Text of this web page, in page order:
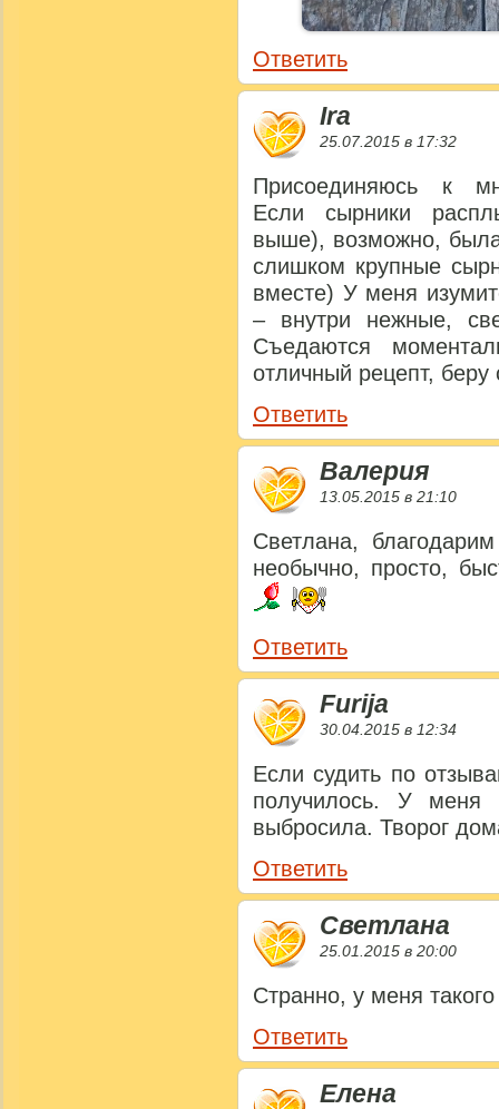
Ответить
Ira
25.07.2015 в 17:32
Присоединяюсь к
Если сырники
выше), возможно,
слишком крупные
вместе) У меня
– внутри нежные,
Съедаются
отличный рецепт,
Ответить
Валерия
13.05.2015 в 21:10
Светлана,
необычно, просто,
Ответить
Furija
30.04.2015 в 12:34
Если судить по
получилось. У меня
выбросила. Творог
Ответить
Светлана
25.01.2015 в 20:00
Странно, у меня
Ответить
Елена